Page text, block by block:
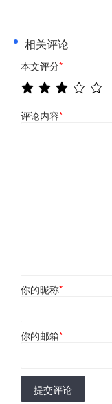
相关评论
本文评分*
评论内容*
你的昵称*
你的邮箱*
提交评论